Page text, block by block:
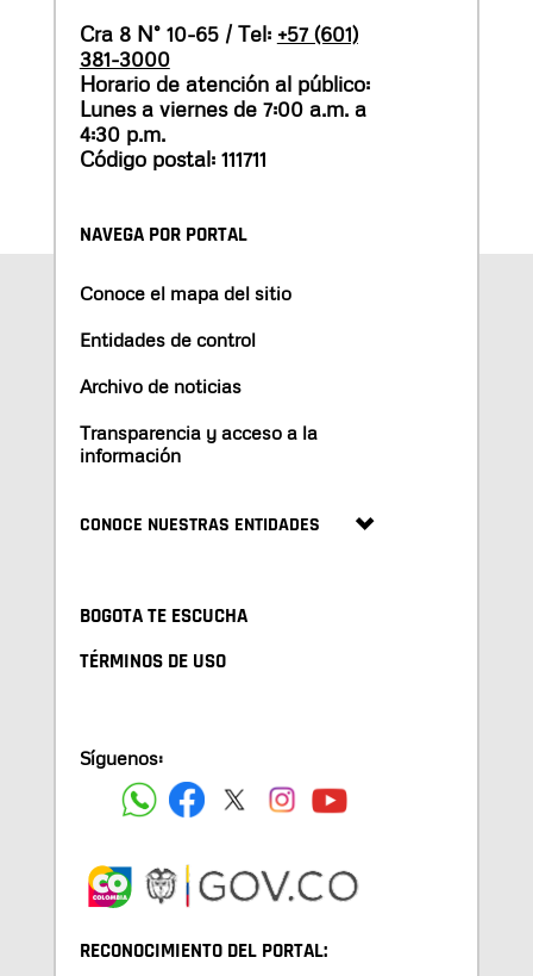
Cra 8 N° 10-65 / Tel: +57 (601)
381-3000
Horario de atención al público:
Lunes a viernes de 7:00 a.m. a
4:30 p.m.
Código postal: 111711
NAVEGA POR PORTAL
Conoce el mapa del sitio
Entidades de control
Archivo de noticias
Transparencia y acceso a la
información
CONOCE NUESTRAS ENTIDADES
BOGOTA TE ESCUCHA
TÉRMINOS DE USO
Síguenos:
RECONOCIMIENTO DEL PORTAL: